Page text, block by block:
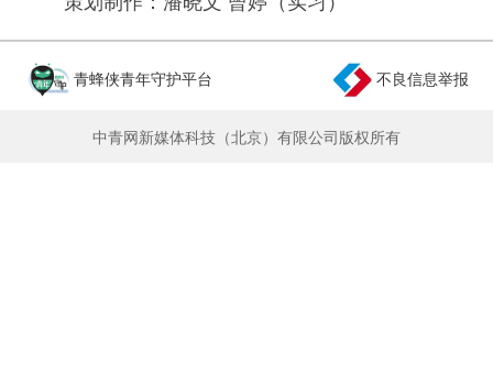
青蜂侠青年守护平台 不良信息举报
中青网新媒体科技（北京）有限公司版权所有